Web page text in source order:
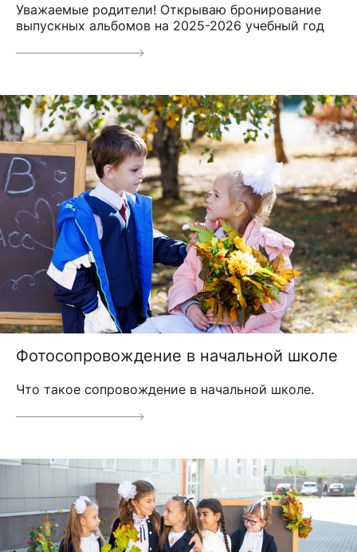
Уважаемые родители! Открываю бронирование
выпускных альбомов на 2025-2026 учебный год
Фотосопровождение в начальной школе
Что такое сопровождение в начальной школе.